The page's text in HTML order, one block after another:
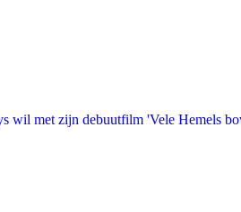
met zijn debuutfilm 'Vele Hemels